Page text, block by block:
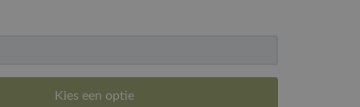
Kies een optie